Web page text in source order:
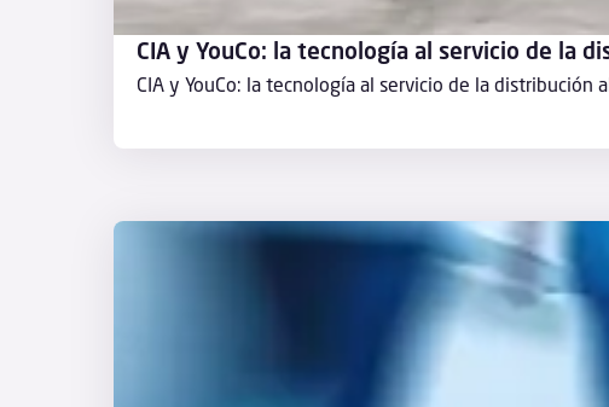
CIA y YouCo: la tecnología al servicio de la
CIA y YouCo: la tecnología al servicio de la distribución